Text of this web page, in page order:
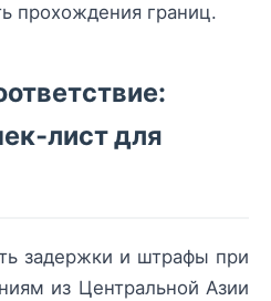
прохождения границ.
для
задержки и штрафы при
из Центральной Азии